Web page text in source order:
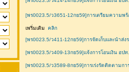
[พร0023.5/ว3651-12กย59]การเตรียมความ
เพริ่มเติม คลิก
[พร0023.5/ว411-12กย59]การจัดเก็บและนำส่ง
[พร0023.5/ว409-13กย59]แจ้งการโอนเงิน อปท.
[พร0023.5/ว3589-8กย59]การเร่งรัดติดตามกา